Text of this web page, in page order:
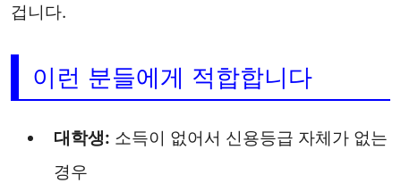
겁니다.
이런 분들에게 적합합니다
대학생: 소득이 없어서 신용등급 자체가 없는
경우